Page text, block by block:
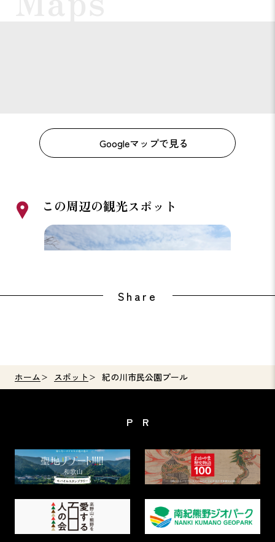
ホーム スポット 紀の川市民公園プール
Googleマップで見る
この周辺の観光スポット
野あそびの丘
Share
PR